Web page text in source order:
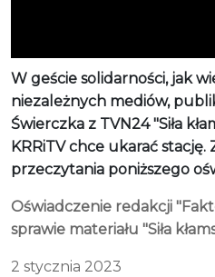
W geście solidarności, jak
niezależnych mediów,
Świerczka z TVN24 "Siła
KRRiTV chce ukarać
przeczytania poniższego
Oświadczenie redakcji
sprawie materiału "Siła
2 stycznia 2023